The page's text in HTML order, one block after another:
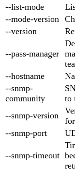
--list-mode
--mode-version
--version
--pass-manager
--hostname
--snmp-
community
to
--snmp-version
--snmp-port
--snmp-timeout